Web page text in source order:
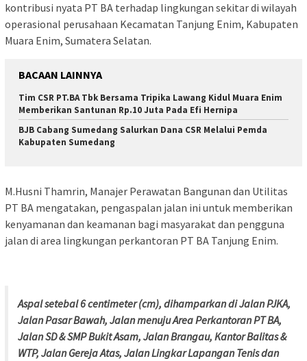
kontribusi nyata PT BA terhadap lingkungan sekitar di wilayah
operasional perusahaan Kecamatan Tanjung Enim, Kabupaten
Muara Enim, Sumatera Selatan.
BACAAN LAINNYA
Tim CSR PT.BA Tbk Bersama Tripika Lawang Kidul Muara Enim
Memberikan Santunan Rp.10 Juta Pada Efi Hernipa
BJB Cabang Sumedang Salurkan Dana CSR Melalui Pemda
Kabupaten Sumedang
M.Husni Thamrin, Manajer Perawatan Bangunan dan Utilitas
PT BA mengatakan, pengaspalan jalan ini untuk memberikan
kenyamanan dan keamanan bagi masyarakat dan pengguna
jalan di area lingkungan perkantoran PT BA Tanjung Enim.
Aspal setebal 6 centimeter (cm), dihamparkan di Jalan PJKA,
Jalan Pasar Bawah, Jalan menuju Area Perkantoran PT BA,
Jalan SD & SMP Bukit Asam, Jalan Brangau, Kantor Balitas &
WTP, Jalan Gereja Atas, Jalan Lingkar Lapangan Tenis dan